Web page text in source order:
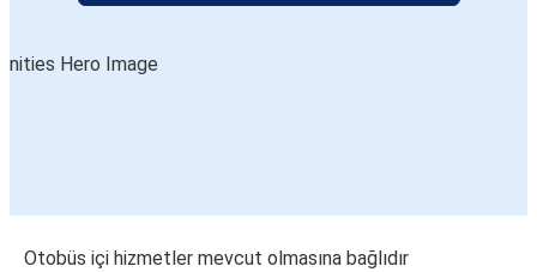
Otobüs içi hizmetler mevcut olmasına bağlıdır